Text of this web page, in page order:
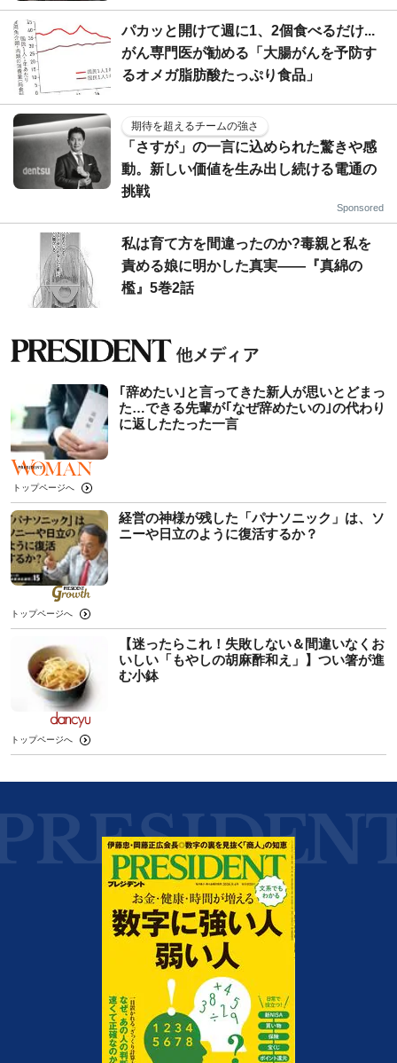
パカッと開けて週に1、2個食べるだけ...
がん専門医が勧める「大腸がんを予防す
るオメガ脂肪酸たっぷり食品」
期待を超えるチームの強さ
「さすが」の一言に込められた驚きや感
動。新しい価値を生み出し続ける電通の
挑戦
Sponsored
私は育て方を間違ったのか?毒親と私を
責める娘に明かした真実――『真綿の
檻』5巻2話
｢辞めたい｣と言ってきた新人が思いとどまっ
た…できる先輩が｢なぜ辞めたいの｣の代わり
に返したたった一言
トップページへ
経営の神様が残した「パナソニック」は、ソ
ニーや日立のように復活するか？
トップページへ
【迷ったらこれ！失敗しない＆間違いなくお
いしい「もやしの胡麻酢和え」】つい箸が進
む小鉢
トップページへ